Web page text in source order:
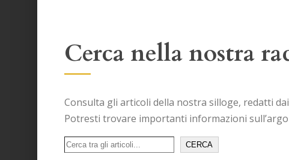
Cerca nella nostra
Consulta gli articoli della nostra silloge, redatti
Potresti trovare importanti informazioni
Cerca
CERCA